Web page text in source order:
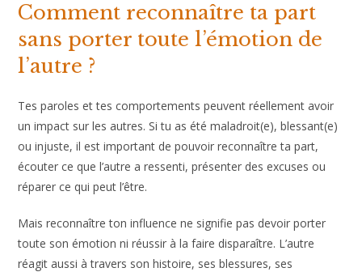
Comment reconnaître ta part
sans porter toute l’émotion de
l’autre ?
Tes paroles et tes comportements peuvent réellement avoir
un impact sur les autres. Si tu as été maladroit(e), blessant(e)
ou injuste, il est important de pouvoir reconnaître ta part,
écouter ce que l’autre a ressenti, présenter des excuses ou
réparer ce qui peut l’être.
Mais reconnaître ton influence ne signifie pas devoir porter
toute son émotion ni réussir à la faire disparaître. L’autre
réagit aussi à travers son histoire, ses blessures, ses